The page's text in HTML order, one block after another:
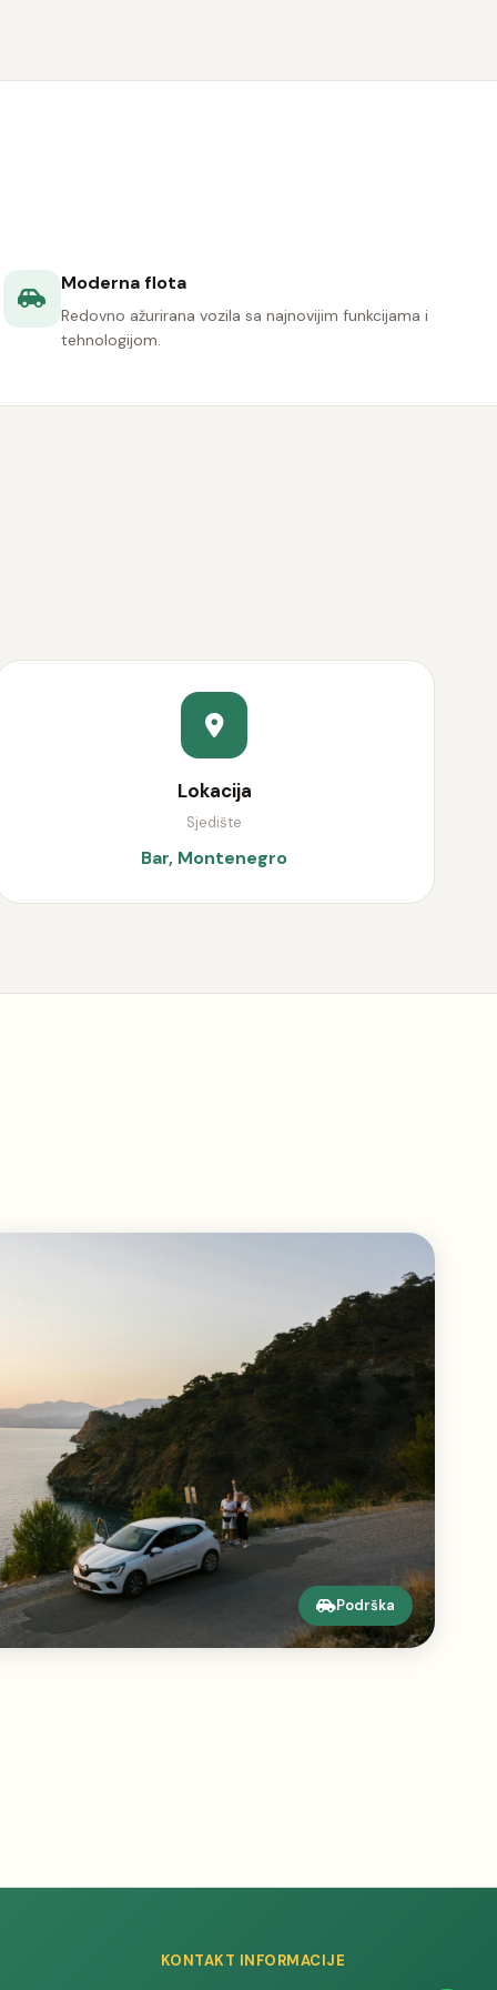
Moderna flota
Redovno ažurirana vozila sa najnovijim funkcijama i
tehnologijom.
Lokacija
Sjedište
Bar, Montenegro
Podrška
KONTAKT INFORMACIJE